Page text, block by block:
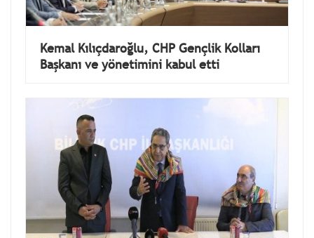
Kemal Kılıçdaroğlu, CHP Gençlik Kolları
Başkanı ve yönetimini kabul etti